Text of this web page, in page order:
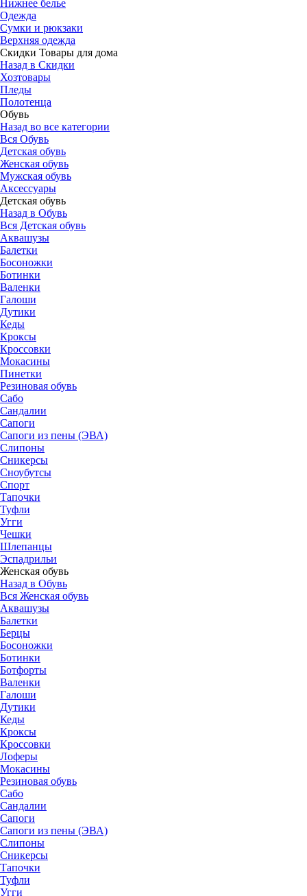
Нижнее белье
Одежда
Сумки и рюкзаки
Верхняя одежда
Скидки Товары для дома
Назад в Скидки
Хозтовары
Пледы
Полотенца
Обувь
Назад во все категории
Вся Обувь
Детская обувь
Женская обувь
Мужская обувь
Аксессуары
Детская обувь
Назад в Обувь
Вся Детская обувь
Аквашузы
Балетки
Босоножки
Ботинки
Валенки
Галоши
Дутики
Кеды
Кроксы
Кроссовки
Мокасины
Пинетки
Резиновая обувь
Сабо
Сандалии
Сапоги
Сапоги из пены (ЭВА)
Слипоны
Сникерсы
Сноубутсы
Спорт
Тапочки
Туфли
Угги
Чешки
Шлепанцы
Эспадрильи
Женская обувь
Назад в Обувь
Вся Женская обувь
Аквашузы
Балетки
Берцы
Босоножки
Ботинки
Ботфорты
Валенки
Галоши
Дутики
Кеды
Кроксы
Кроссовки
Лоферы
Мокасины
Резиновая обувь
Сабо
Сандалии
Сапоги
Сапоги из пены (ЭВА)
Слипоны
Сникерсы
Тапочки
Туфли
Угги